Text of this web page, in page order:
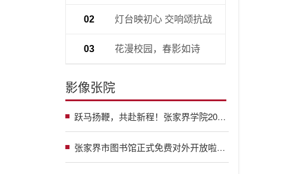
02 灯台映初心 交响颂抗战
03 花漫校园，春影如诗
影像张院
跃马扬鞭，共赴新程！张家界学院2026新年团拜会圆满落幕！
张家界市图书馆正式免费对外开放啦，常见疑问这条视频一次性说透~